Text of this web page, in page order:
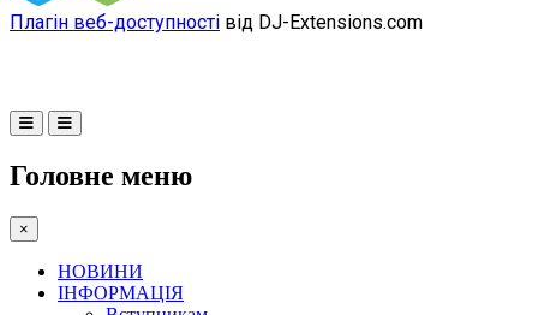
Плагін веб-доступності від DJ-Extensions.com
Головне меню
×
НОВИНИ
ІНФОРМАЦІЯ